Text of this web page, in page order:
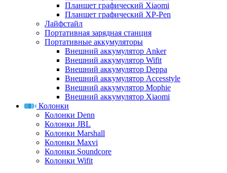
Планшет графический Xiaomi
Планшет графический XP-Pen
Лайфстайл
Портативная зарядная станция
Портативные аккумуляторы
Внешний аккумулятор Anker
Внешний аккумулятор Wifit
Внешний аккумулятор Deppa
Внешний аккумулятор Accesstyle
Внешний аккумулятор Mophie
Внешний аккумулятор Xiaomi
Колонки
Колонки Denn
Колонки JBL
Колонки Marshall
Колонки Maxvi
Колонки Soundcore
Колонки Wifit